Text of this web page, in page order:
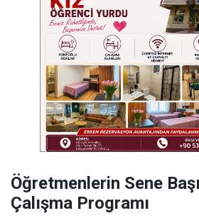
Öğretmenlerin Sene
Çalışma Programı